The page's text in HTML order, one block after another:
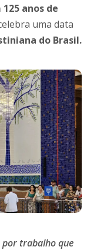
anos de
uma data
do Brasil.
por trabalho que